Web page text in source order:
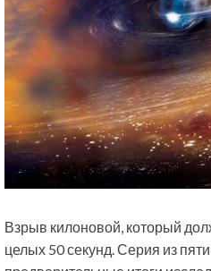
Взрыв килоновой, который
целых 50 секунд. Серия из